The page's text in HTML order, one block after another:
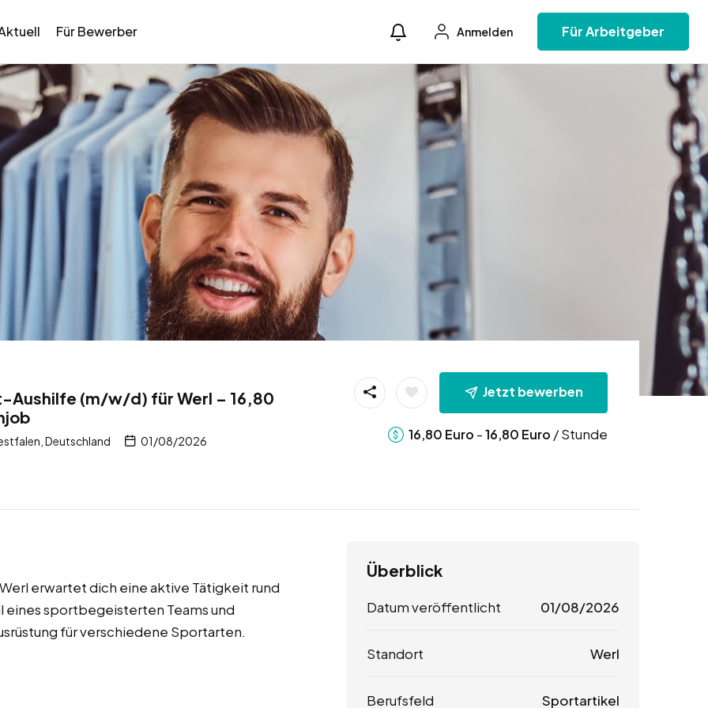
Für Bewerber Anmelden Für Arbeitgeber
(m/w/d) für Werl – 16,80
Deutschland 01/08/2026
Jetzt bewerben
16,80 Euro -16,80 Euro / Stunde
erwartet dich eine aktive Tätigkeit rund
eines sportbegeisterten Teams und
für verschiedene Sportarten.
Überblick
Datum veröffentlicht 01/08/2026
Standort Werl
Berufsfeld Sportartikel